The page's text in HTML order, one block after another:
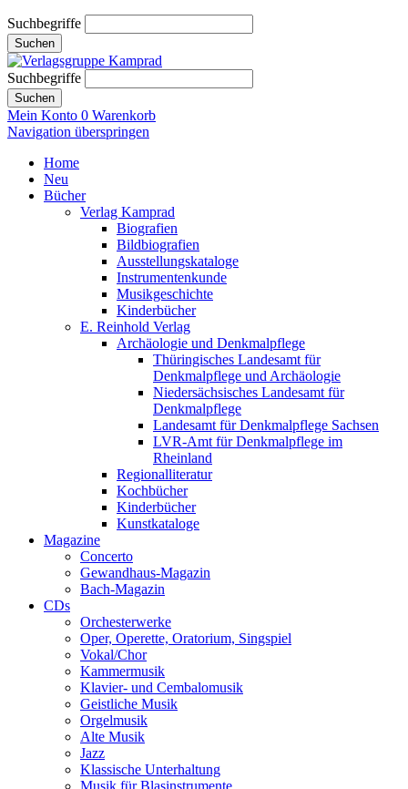
Suchbegriffe
Suchen
Suchbegriffe
Suchen
Mein Konto 0 Warenkorb
Navigation überspringen
Home
Neu
Bücher
Verlag Kamprad
Biografien
Bildbiografien
Ausstellungskataloge
Instrumentenkunde
Musikgeschichte
Kinderbücher
E. Reinhold Verlag
Archäologie und Denkmalpflege
Thüringisches Landesamt für
Denkmalpflege und Archäologie
Niedersächsisches Landesamt für
Denkmalpflege
Landesamt für Denkmalpflege Sachsen
LVR-Amt für Denkmalpflege im
Rheinland
Regionalliteratur
Kochbücher
Kinderbücher
Kunstkataloge
Magazine
Concerto
Gewandhaus-Magazin
Bach-Magazin
CDs
Orchesterwerke
Oper, Operette, Oratorium, Singspiel
Vokal/Chor
Kammermusik
Klavier- und Cembalomusik
Geistliche Musik
Orgelmusik
Alte Musik
Jazz
Klassische Unterhaltung
Musik für Blasinstrumente